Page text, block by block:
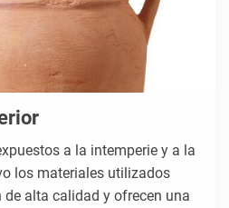
a la intemperie y a la
los materiales utilizados
alta calidad y ofrecen una